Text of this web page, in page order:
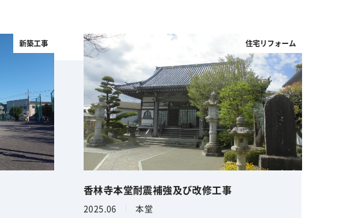
新築工事 住宅リフォーム
香林寺本堂耐震補強及び改修工事
2025.06 本堂